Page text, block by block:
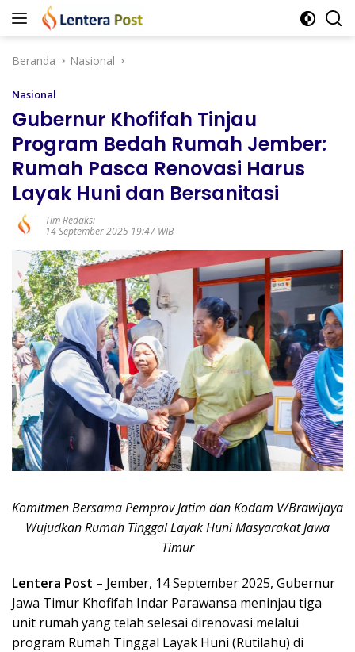
Langsung
Beranda
Nasional
Nasional
Gubernur Khofifah Tinjau
Program Bedah Rumah Jember:
Rumah Pasca Renovasi Harus
Layak Huni dan Bersanitasi
Tim Redaksi
14 September 2025 19:47 WIB
Komitmen Bersama Pemprov Jatim dan Kodam V/Brawijaya
Wujudkan Rumah Tinggal Layak Huni Masyarakat Jawa
Timur
Lentera Post – Jember, 14 September 2025, Gubernur
Jawa Timur Khofifah Indar Parawansa meninjau tiga
unit rumah yang telah selesai direnovasi melalui
program Rumah Tinggal Layak Huni (Rutilahu) di